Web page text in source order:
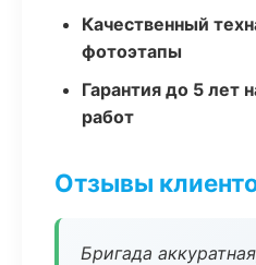
Качественный
фотоэтапы
Гарантия до 5 лет
работ
Отзывы
Бригада